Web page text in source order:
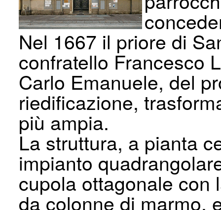
Nel 1667 il priore di
confratello Francesco
Carlo Emanuele, del
riedificazione,
più ampia.
La struttura, a pianta
impianto
cupola ottagonale con
da colonne di marmo,